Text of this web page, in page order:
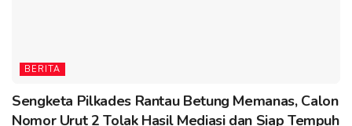
BERITA
Sengketa Pilkades Rantau Betung Memanas, Calon
Nomor Urut 2 Tolak Hasil Mediasi dan Siap Tempuh